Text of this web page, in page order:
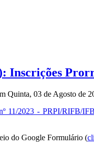
Inscrições
Quinta, 03 de Agosto de
11/2023 - PRPI/RIFB/
do Google Formulário (